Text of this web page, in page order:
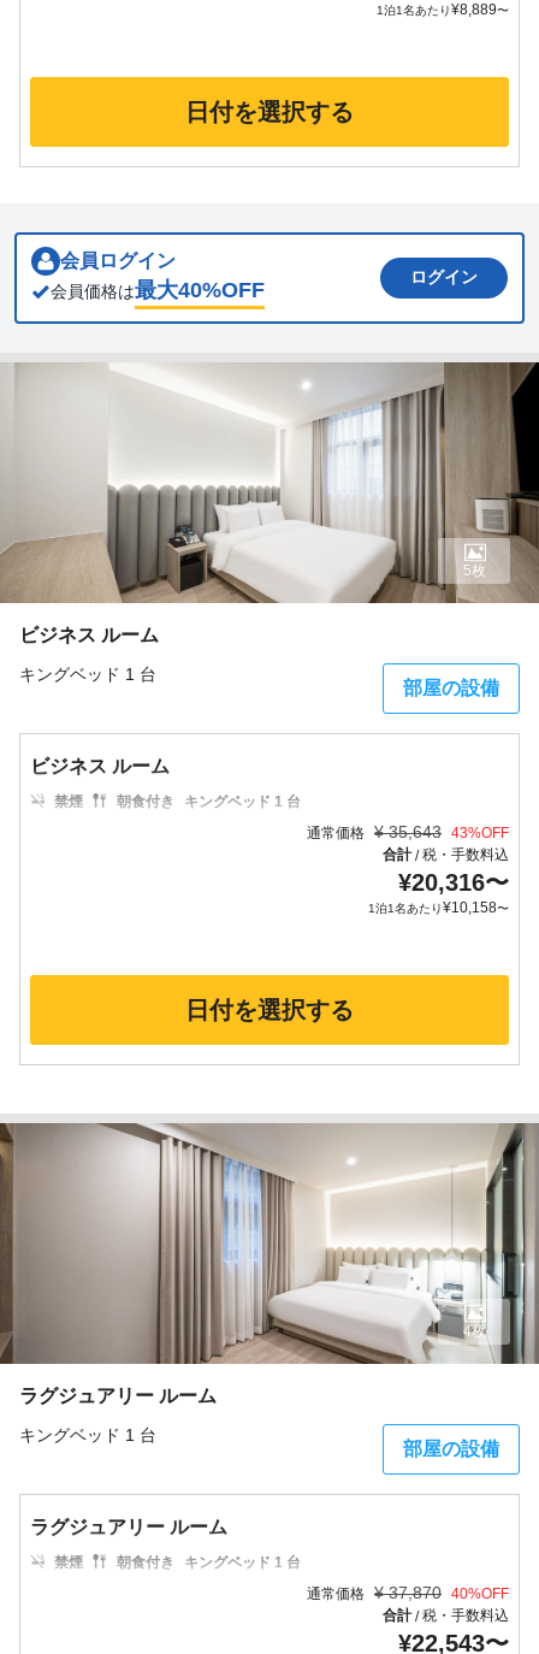
1泊1名あたり¥8,889〜
日付を選択する
会員ログイン
会員価格は最大40%OFF
ログイン
ビジネス ルーム
キングベッド 1 台
部屋の設備
5枚
ビジネス ルーム
禁煙 朝食付き
キングベッド 1 台
通常価格 ¥ 35,643 43%OFF
合計/税・手数料込
¥20,316〜
1泊1名あたり¥10,158〜
日付を選択する
ラグジュアリー ルーム
キングベッド 1 台
部屋の設備
4枚
ラグジュアリー ルーム
禁煙 朝食付き
キングベッド 1 台
通常価格 ¥ 37,870 40%OFF
合計/税・手数料込
¥22,543〜